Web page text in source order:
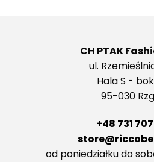
CH PTAK
ul.
Hala S -
95-030
+48 731
od poniedziałku do